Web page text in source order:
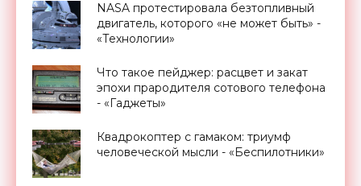
NASA протестировала безтопливный
двигатель, которого «не может быть» -
«Технологии»
Что такое пейджер: расцвет и закат
эпохи прародителя сотового телефона
- «Гаджеты»
Квадрокоптер с гамаком: триумф
человеческой мысли - «Беспилотники»